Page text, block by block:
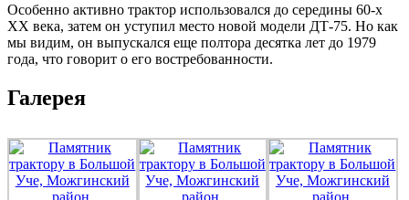
Особенно активно трактор использовался до середины 60-х
XX века, затем он уступил место новой модели ДТ-75. Но как
мы видим, он выпускался еще полтора десятка лет до 1979
года, что говорит о его востребованности.
Галерея